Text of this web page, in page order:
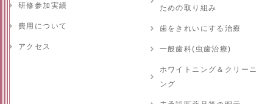
研修参加実績
費用について
アクセス
ための取り組み
歯をきれいにする治療
一般歯科(虫歯治療)
ホワイトニング＆クリーニ
ング